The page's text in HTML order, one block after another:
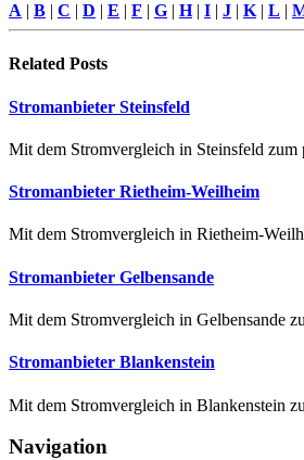
A | B | C | D | E | F | G | H| I | J | K | L |
Related Posts
Stromanbieter Steinsfeld
Mit dem Stromvergleich in Steinsfeld zum
Stromanbieter Rietheim-Weilheim
Mit dem Stromvergleich in Rietheim-
Stromanbieter Gelbensande
Mit dem Stromvergleich in Gelbensande
Stromanbieter Blankenstein
Mit dem Stromvergleich in Blankenstein
Navigation